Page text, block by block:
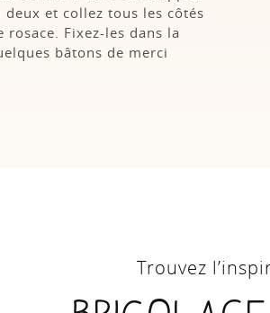
et collez tous les côtés
Fixez-les dans la
bâtons de merci
Trouvez